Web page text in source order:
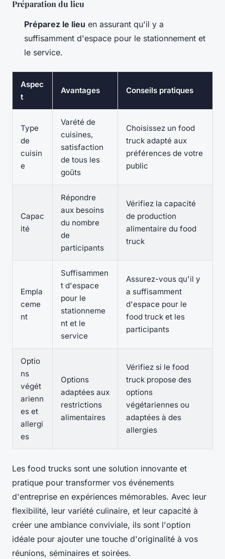
Préparation du lieu
Préparez le lieu en assurant qu'il y a
suffisamment d'espace pour le stationnement et
le service.
Aspec
t
Avantages Conseils pratiques
Type
de
cuisin
e
Varété de
cuisines,
satisfaction
de tous les
goûts
Choisissez un food
truck adapté aux
préférences de votre
public
Capac
ité
Répondre
aux besoins
du nombre
de
participants
Vérifiez la capacité
de production
alimentaire du food
truck
Empla
ceme
nt
Suffisammen
t d'espace
pour le
stationneme
nt et le
service
Assurez-vous qu'il y
a suffisamment
d'espace pour le
food truck et les
participants
Optio
ns
végét
arienn
es et
allergi
es
Options
adaptées aux
restrictions
alimentaires
Vérifiez si le food
truck propose des
options
végétariennes ou
adaptées à des
allergies
Les food trucks sont une solution innovante et
pratique pour transformer vos événements
d'entreprise en expériences mémorables. Avec leur
flexibilité, leur variété culinaire, et leur capacité à
créer une ambiance conviviale, ils sont l'option
idéale pour ajouter une touche d'originalité à vos
réunions, séminaires et soirées.